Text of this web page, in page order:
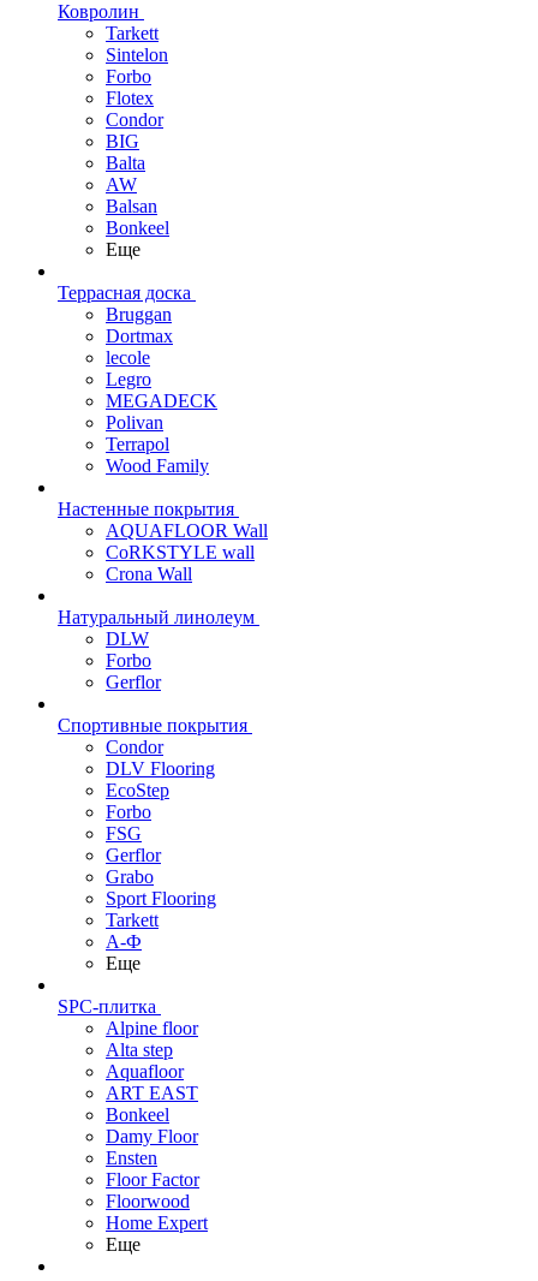
Ковролин
Tarkett
Sintelon
Forbo
Flotex
Condor
BIG
Balta
AW
Balsan
Bonkeel
Еще
Террасная доска
Bruggan
Dortmax
lecole
Legro
MEGADECK
Polivan
Terrapol
Wood Family
Настенные покрытия
AQUAFLOOR Wall
CoRKSTYLE wall
Crona Wall
Натуральный линолеум
DLW
Forbo
Gerflor
Спортивные покрытия
Condor
DLV Flooring
EcoStep
Forbo
FSG
Gerflor
Grabo
Sport Flooring
Tarkett
А-Ф
Еще
SPC-плитка
Alpine floor
Alta step
Aquafloor
ART EAST
Bonkeel
Damy Floor
Ensten
Floor Factor
Floorwood
Home Expert
Еще